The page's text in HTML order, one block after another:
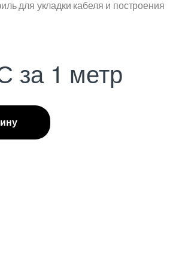
для укладки кабеля и построения
за 1 метр